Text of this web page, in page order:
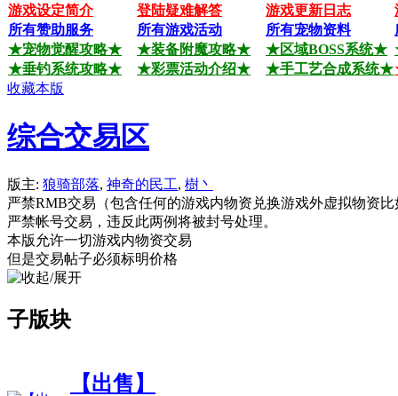
游戏设定简介
登陆疑难解答 游戏更新日志
所有赞助服务
所有游戏活动 所有宠物资料
★宠物觉醒攻略★
★装备附魔攻略★ ★区域BOSS系统★
★垂钓系统攻略★
★彩票活动介绍★ ★手工艺合成系统★
收藏本版
综合交易区
版主: 狼骑部落, 神奇的民工, 樹丶
严禁RMB交易（包含任何的游戏内物资兑换游戏外虚拟物资
严禁帐号交易，违反此两例将被封号处理。
本版允许一切游戏内物资交易
但是交易帖子必须标明价格
子版块
【出售】